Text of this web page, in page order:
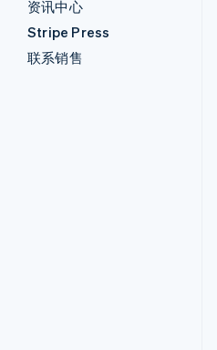
资讯中心
Stripe Press
联系销售